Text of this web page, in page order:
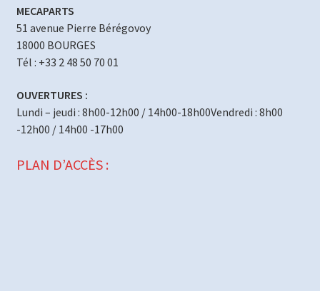
MECAPARTS
51 avenue Pierre Bérégovoy
18000 BOURGES
Tél : +33 2 48 50 70 01
OUVERTURES :
Lundi – jeudi : 8h00-12h00 / 14h00-18h00Vendredi : 8h00
-12h00 / 14h00 -17h00
PLAN D’ACCÈS :